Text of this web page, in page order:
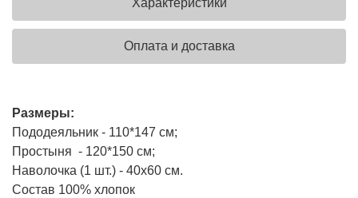
Характеристики
Оплата и доставка
Размеры:
Пододеяльник - 110*147 см;
Простыня - 120*150 см;
Наволочка (1 шт.) - 40х60 см.
Состав 100% хлопок